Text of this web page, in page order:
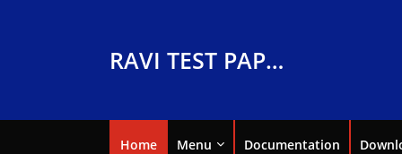
RAVI TEST PAPERS
Home Menu Documentation